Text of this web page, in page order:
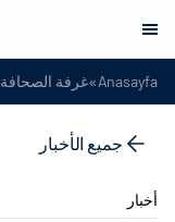
Anasayfa
»غرفة الصحافة
جميع الأخبار
أخبار